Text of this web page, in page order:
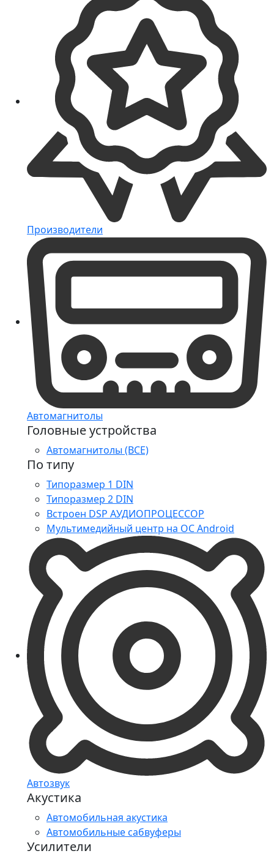
Производители
Автомагнитолы
Головные устройства
Автомагнитолы (ВСЕ)
По типу
Типоразмер 1 DIN
Типоразмер 2 DIN
Встроен DSP АУДИОПРОЦЕССОР
Мультимедийный центр на ОС Android
Автозвук
Акустика
Автомобильная акустика
Автомобильные сабвуферы
Усилители